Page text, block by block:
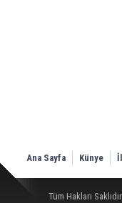
Ana Sayfa Künye
Tüm Hakları